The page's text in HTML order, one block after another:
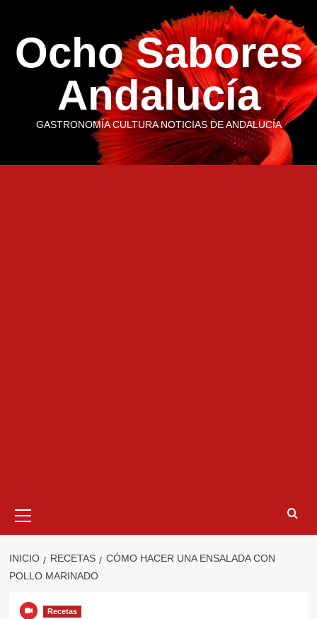
contenido
Ocho Sabores
Andalucía
GASTRONOMÍA CULTURA NOTICIAS DE ANDALUCÍA
primario
INICIO RECETAS
CÓMO HACER UNA ENSALADA CON
POLLO MARINADO
Recetas